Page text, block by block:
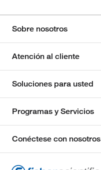
Sobre nosotros
Atención al cliente
Soluciones para usted
Programas y Servicios
Conéctese con nosotros